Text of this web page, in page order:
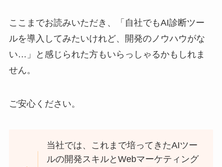
ここまでお読みいただき、「自社でもAI診断ツー
ルを導入してみたいけれど、開発のノウハウがな
い…」と感じられた方もいらっしゃるかもしれま
せん。
ご安心ください。
当社では、これまで培ってきたAIツー
ルの開発スキルとWebマーケティング